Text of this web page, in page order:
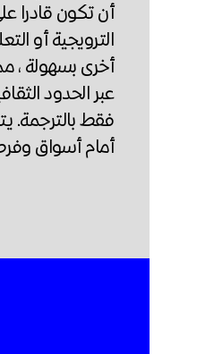
أن تكون قادرا
الترويجية أو
أخرى بسهولة
عبر الحدود
فقط بالترجمة.
أمام أسواق